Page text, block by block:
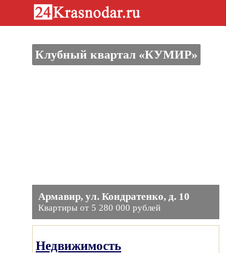
Клубный квартал «КУМИР»
Армавир, ул. Кондратенко, д. 10
Квартиры от 5 280 000 рублей
Недвижимость